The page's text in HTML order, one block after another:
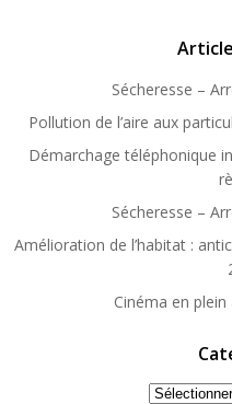
Sécheresse –
Pollution de l’aire aux
Démarchage téléphonique
Sécheresse –
Amélioration de l’habitat :
Cinéma en